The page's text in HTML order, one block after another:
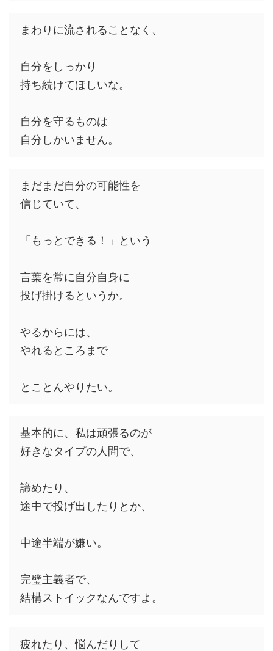
まわりに流されることなく、
自分をしっかり
持ち続けてほしいな。
自分を守るものは
自分しかいません。
まだまだ自分の可能性を
信じていて、
「もっとできる！」という
言葉を常に自分自身に
投げ掛けるというか。
やるからには、
やれるところまで
とことんやりたい。
基本的に、私は頑張るのが
好きなタイプの人間で、
諦めたり、
途中で投げ出したりとか、
中途半端が嫌い。
完璧主義者で、
結構ストイックなんですよ。
疲れたり、悩んだりして